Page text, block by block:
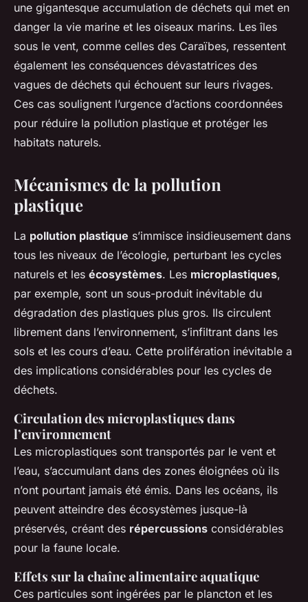
une gigantesque accumulation de déchets qui met en
danger la vie marine et les oiseaux marins. Les îles
sous le vent, comme celles des Caraïbes, ressentent
également les conséquences dévastatrices des
vagues de déchets qui échouent sur leurs rivages.
Ces cas soulignent l’urgence d’actions coordonnées
pour réduire la pollution plastique et protéger les
habitats naturels.
Mécanismes de la pollution
plastique
La pollution plastique s’immisce insidieusement dans
tous les niveaux de l’écologie, perturbant les cycles
naturels et les écosystèmes. Les microplastiques,
par exemple, sont un sous-produit inévitable du
dégradation des plastiques plus gros. Ils circulent
librement dans l’environnement, s’infiltrant dans les
sols et les cours d’eau. Cette prolifération inévitable a
des implications considérables pour les cycles de
déchets.
Circulation des microplastiques dans
l’environnement
Les microplastiques sont transportés par le vent et
l’eau, s’accumulant dans des zones éloignées où ils
n’ont pourtant jamais été émis. Dans les océans, ils
peuvent atteindre des écosystèmes jusque-là
préservés, créant des répercussions considérables
pour la faune locale.
Effets sur la chaîne alimentaire aquatique
Ces particules sont ingérées par le plancton et les